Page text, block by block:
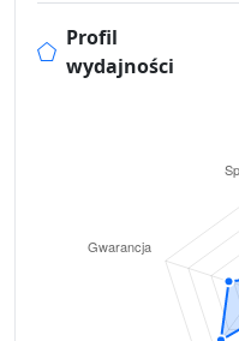
Profil
wydajności